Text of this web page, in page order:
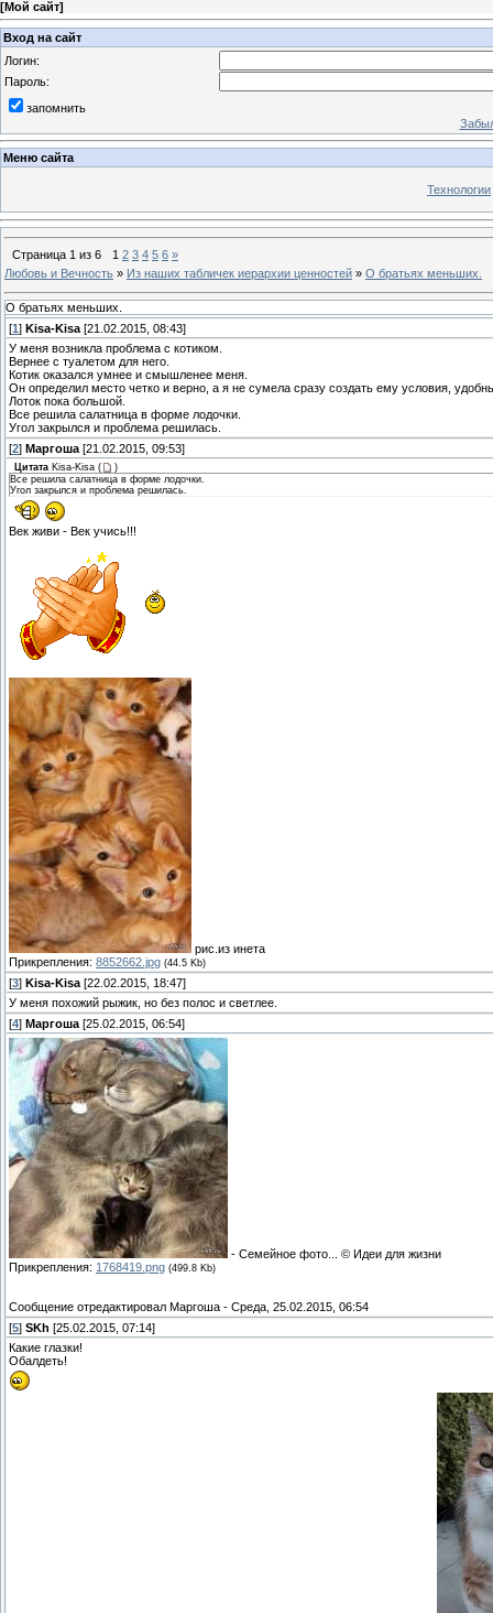
[Мой сайт]
Вход на сайт
Логин:
Пароль:
запомнить
Меню сайта
Технологии
Страница 1 из 6 1 2 3 4 5 6 »
Любовь и Вечность » Из наших табличек иерархии ценностей » О братьях меньших.
О братьях меньших.
[1 ] Kisa-Kisa [21.02.2015, 08:43]
У меня возникла проблема с котиком.
Вернее с туалетом для него.
Котик оказался умнее и смышленее меня.
Он определил место четко и верно, а я не сумела сразу создать ему условия,
Лоток пока большой.
Все решила салатница в форме лодочки.
Угол закрылся и проблема решилась.
[2] Маргоша [21.02.2015, 09:53]
Цитата Kisa-Kisa (
)
Все решила салатница в форме лодочки.
Угол закрылся и проблема решилась.
Век живи - Век учись!!!
рис.из инета
Прикрепления: 8852662.jpg (44.5 Kb)
[3] Kisa-Kisa [22.02.2015, 18:47]
У меня похожий рыжик, но без полос и светлее.
[4] Маргоша [25.02.2015, 06:54]
- Семейное фото... © Идеи для жизни
Прикрепления: 1768419.png (499.8 Kb)
Сообщение отредактировал Маргоша - Среда, 25.02.2015, 06:54
[5] SKh [25.02.2015, 07:14]
Какие глазки!
Обалдеть!